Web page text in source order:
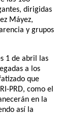
dirigidas
Máyez,
y grupos
1 de abril las
a los
que
PRD, como el
en la
así la